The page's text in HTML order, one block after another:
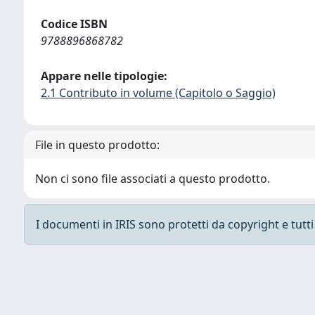
Codice ISBN
9788896868782
Appare nelle tipologie:
2.1 Contributo in volume (Capitolo o Saggio)
File in questo prodotto:
Non ci sono file associati a questo prodotto.
I documenti in IRIS sono protetti da copyright e